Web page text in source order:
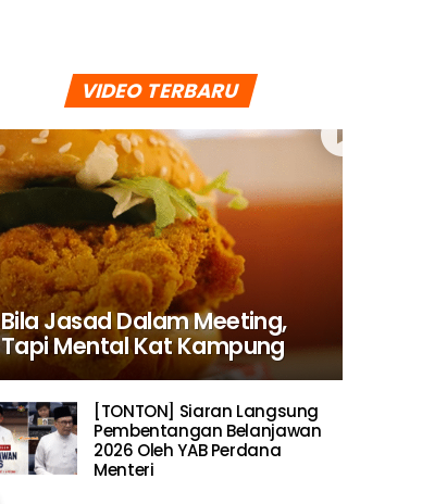
VIDEO TERBARU
Bila Jasad Dalam Meeting,
Tapi Mental Kat Kampung
[TONTON] Siaran Langsung
Pembentangan Belanjawan
2026 Oleh YAB Perdana
Menteri